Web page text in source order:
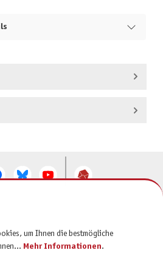
um Ihnen die bestmögliche
Mehr Informationen.